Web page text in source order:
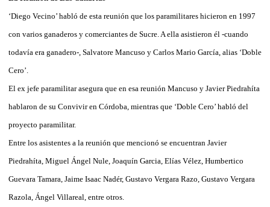
‘Diego Vecino’ habló de esta reunión que los paramilitares hicieron en 1997
con varios ganaderos y comerciantes de Sucre. A ella asistieron él -cuando
todavía era ganadero-, Salvatore Mancuso y Carlos Mario García, alias ‘Doble
Cero’.
El ex jefe paramilitar asegura que en esa reunión Mancuso y Javier Piedrahíta
hablaron de su Convivir en Córdoba, mientras que ‘Doble Cero’ habló del
proyecto paramilitar.
Entre los asistentes a la reunión que mencionó se encuentran Javier
Piedrahíta, Miguel Ángel Nule, Joaquín Garcia, Elías Vélez, Humbertico
Guevara Tamara, Jaime Isaac Nadér, Gustavo Vergara Razo, Gustavo Vergara
Razola, Ángel Villareal, entre otros.